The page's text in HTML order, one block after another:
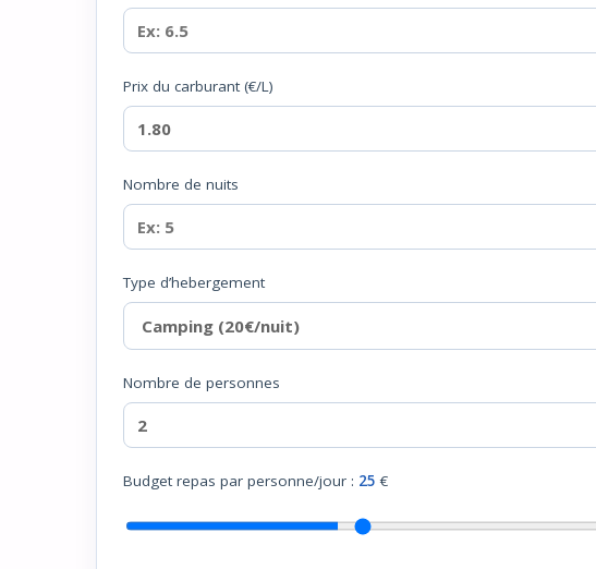
Prix du carburant (€/L)
Nombre de nuits
Type d’hebergement
Nombre de personnes
Budget repas par personne/jour : 25 €